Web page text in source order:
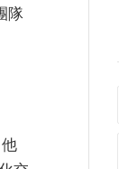
隊